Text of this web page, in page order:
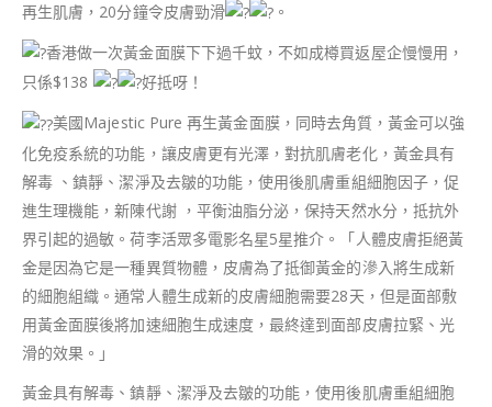
再生肌膚，20分鐘令皮膚勁滑
。
香港做一次黃金面膜下下過千蚊，不如成樽買返屋企慢慢用，
只係$138
好抵呀！
美國Majestic Pure 再生黃金面膜，同時去角質，黃金可以強
化免疫系統的功能，讓皮膚更有光澤，對抗肌膚老化，黃金具有
解毒 、鎮靜、潔淨及去皺的功能，使用後肌膚重組細胞因子，促
進生理機能，新陳代謝 ，平衡油脂分泌，保持天然水分，抵抗外
界引起的過敏。荷李活眾多電影名星5星推介。「人體皮膚拒絕黃
金是因為它是一種異質物體，皮膚為了抵御黃金的滲入將生成新
的細胞組織。通常人體生成新的皮膚細胞需要28天，但是面部敷
用黃金面膜後將加速細胞生成速度，最終達到面部皮膚拉緊、光
滑的效果。」
黃金具有解毒、鎮靜、潔淨及去皺的功能，使用後肌膚重組細胞